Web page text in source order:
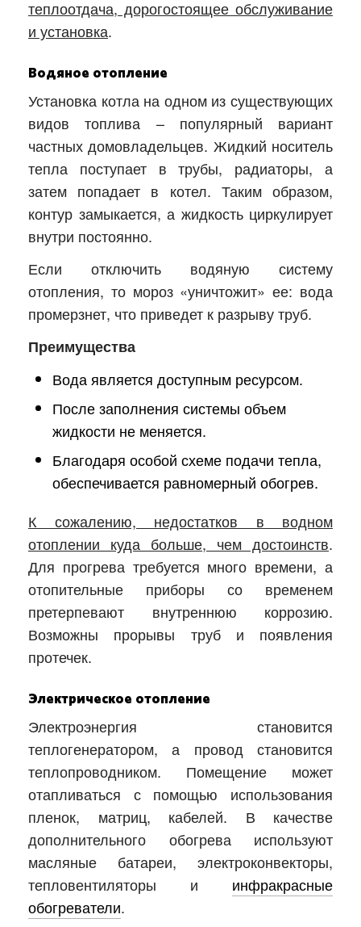
теплоотдача, дорогостоящее обслуживание
и установка.
Водяное отопление
Установка котла на одном из существующих
видов топлива – популярный вариант
частных домовладельцев. Жидкий носитель
тепла поступает в трубы, радиаторы, а
затем попадает в котел. Таким образом,
контур замыкается, а жидкость циркулирует
внутри постоянно.
Если отключить водяную систему
отопления, то мороз «уничтожит» ее: вода
промерзнет, что приведет к разрыву труб.
Преимущества
Вода является доступным ресурсом.
После заполнения системы объем
жидкости не меняется.
Благодаря особой схеме подачи тепла,
обеспечивается равномерный обогрев.
К сожалению, недостатков в водном
отоплении куда больше, чем достоинств.
Для прогрева требуется много времени, а
отопительные приборы со временем
претерпевают внутреннюю коррозию.
Возможны прорывы труб и появления
протечек.
Электрическое отопление
Электроэнергия становится
теплогенератором, а провод становится
теплопроводником. Помещение может
отапливаться с помощью использования
пленок, матриц, кабелей. В качестве
дополнительного обогрева используют
масляные батареи, электроконвекторы,
тепловентиляторы и инфракрасные
обогреватели.